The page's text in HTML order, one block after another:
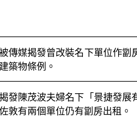
傳媒揭發曾改裝名下單位作劏
築物條例。
發陳茂波夫婦名下「景捷發展
敦有兩個單位仍有劏房出租。